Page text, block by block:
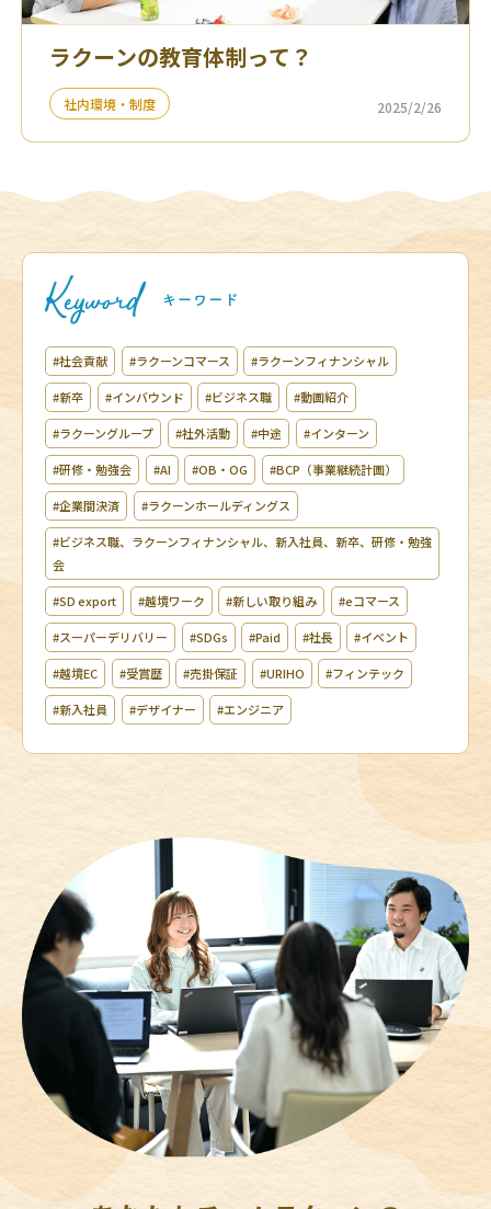
ラクーンの教育体制って？
社内環境・制度 2025/2/26
#社会貢献 #ラクーンコマース #ラクーンフィナンシャル
#新卒 #インバウンド #ビジネス職 #動画紹介
#ラクーングループ #社外活動 #中途 #インターン
#研修・勉強会 #AI #OB・OG #BCP（事業継続計画）
#企業間決済 #ラクーンホールディングス
#ビジネス職、ラクーンフィナンシャル、新入社員、新卒、研修・勉強
会
#SD export #越境ワーク #新しい取り組み #eコマース
#スーパーデリバリー #SDGs #Paid #社長 #イベント
#越境EC #受賞歴 #売掛保証 #URIHO #フィンテック
#新入社員 #デザイナー #エンジニア